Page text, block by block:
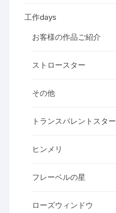
工作days
お客様の作品ご紹介
ストロースター
その他
トランスパレントスター
ヒンメリ
フレーベルの星
ローズウィンドウ